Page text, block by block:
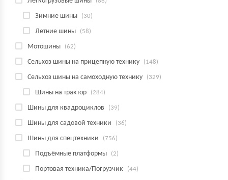
Зимние шины (30)
Летние шины (58)
Мотошины (62)
Сельхоз шины на прицепную технику (148)
Сельхоз шины на самоходную технику (329)
Шины на трактор (284)
Шины для квадроциклов (39)
Шины для садовой техники (36)
Шины для спецтехники (756)
Подъёмные платформы (2)
Портовая техника/Погрузчик (44)